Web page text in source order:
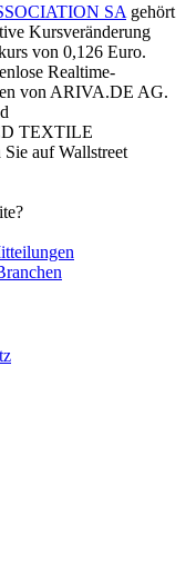
SA gehört
Kursveränderung
von 0,126 Euro.
Realtime-
von ARIVA.DE AG.
TEXTILE
aufWallstreet